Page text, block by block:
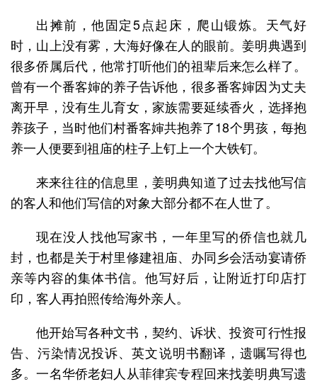
出摊前，他固定5点起床，爬山锻炼。天气好
时，山上没有雾，大海好像在人的眼前。姜明典遇到
很多侨属后代，他常打听他们的祖辈后来怎么样了。
曾有一个番客婶的养子告诉他，很多番客婶因为丈夫
离开早，没有生儿育女，家族需要延续香火，选择抱
养孩子，当时他们村番客婶共抱养了18个男孩，每抱
养一人便要到祖庙的柱子上钉上一个大铁钉。
来来往往的信息里，姜明典知道了过去找他写信
的客人和他们写信的对象大部分都不在人世了。
现在没人找他写家书，一年里写的侨信也就几
封，也都是关于村里修建祖庙、办同乡会活动宴请侨
亲等内容的集体书信。他写好后，让附近打印店打
印，客人再拍照传给海外亲人。
他开始写各种文书，契约、诉状、投资可行性报
告、污染情况投诉、英文说明书翻译，遗嘱写得也
多。一名华侨老妇人从菲律宾专程回来找姜明典写遗